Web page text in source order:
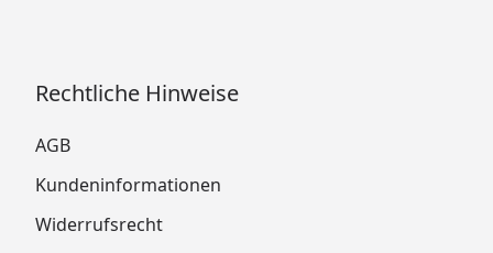
Rechtliche Hinweise
AGB
Kundeninformationen
Widerrufsrecht